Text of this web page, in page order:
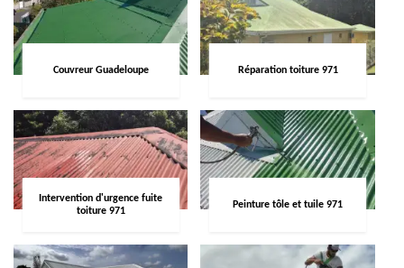
Couvreur Guadeloupe Réparation toiture 971
Intervention d'urgence fuite
toiture 971
Peinture tôle et tuile 971